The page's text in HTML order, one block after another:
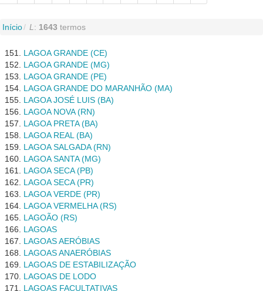
Início L : 1643 termos
LAGOA GRANDE (CE)
LAGOA GRANDE (MG)
LAGOA GRANDE (PE)
LAGOA GRANDE DO MARANHÃO (MA)
LAGOA JOSÉ LUIS (BA)
LAGOA NOVA (RN)
LAGOA PRETA (BA)
LAGOA REAL (BA)
LAGOA SALGADA (RN)
LAGOA SANTA (MG)
LAGOA SECA (PB)
LAGOA SECA (PR)
LAGOA VERDE (PR)
LAGOA VERMELHA (RS)
LAGOÃO (RS)
LAGOAS
LAGOAS AERÓBIAS
LAGOAS ANAERÓBIAS
LAGOAS DE ESTABILIZAÇÃO
LAGOAS DE LODO
LAGOAS FACULTATIVAS